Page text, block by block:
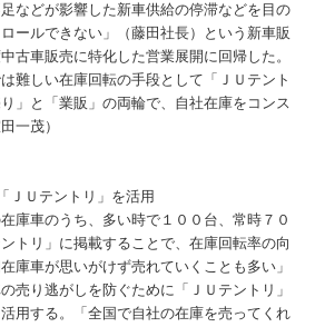
などが影響した新車供給の停滞などを目の
ールできない」（藤田社長）という新車販
古車販売に特化した営業展開に回帰した。
難しい在庫回転の手段として「ＪＵテント
」と「業販」の両輪で、自社在庫をコンス
一茂）
ＪＵテントリ」を活用
庫車のうち、多い時で１００台、常時７０
トリ」に掲載することで、在庫回転率の向
庫車が思いがけず売れていくことも多い」
売り逃がしを防ぐために「ＪＵテントリ」
用する。「全国で自社の在庫を売ってくれ